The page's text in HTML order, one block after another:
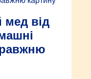
мед від